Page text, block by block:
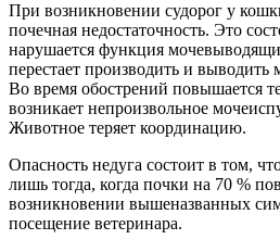
При возникновении судорог у
почечная недостаточность. Это
нарушается функция
перестает производить и
Во время обострений повышается
возникает непроизвольное
Животное теряет координацию.
Опасность недуга состоит в том,
лишь тогда, когда почки на 70 %
возникновении вышеназванных
посещение ветеринара.